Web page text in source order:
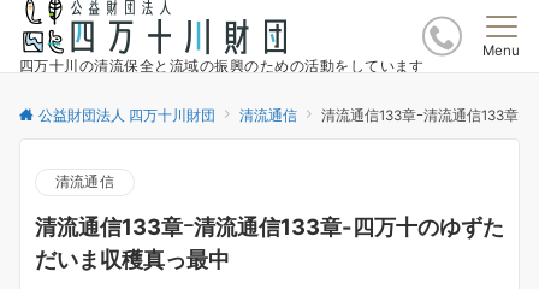
四万十川の清流保全と流域の振興のための活動をしています
Menu
公益財団法人 四万十川財団 清流通信 清流通信133章ｰ清流通信133章-
清流通信
清流通信133章ｰ清流通信133章-四万十のゆずた
だいま収穫真っ最中